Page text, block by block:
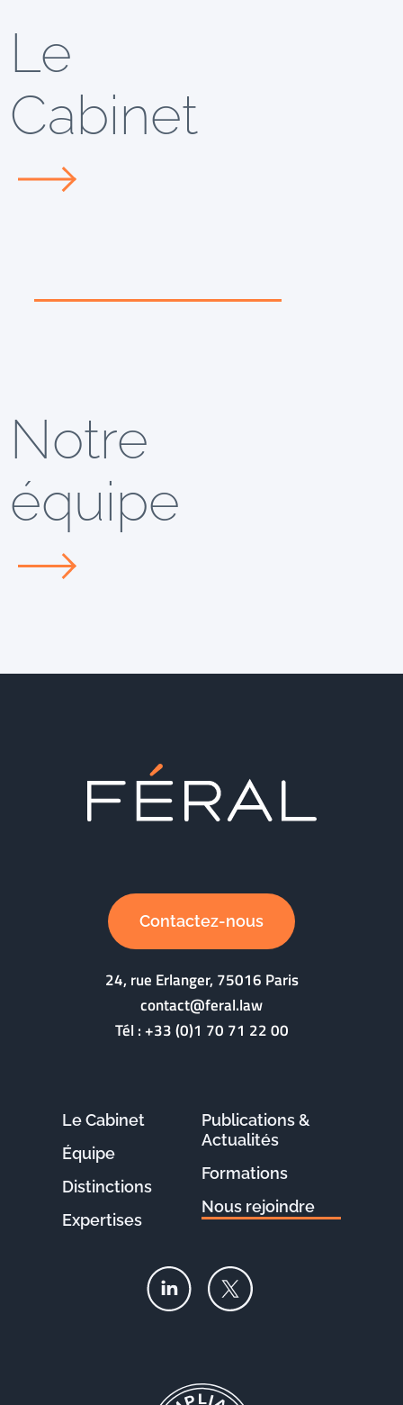
Le
Cabinet
Notre
équipe
Contactez-nous
24, rue Erlanger, 75016 Paris
contact@feral.law
Tél :+33 (0)1 70 71 22 00
Le Cabinet
Équipe
Distinctions
Expertises
Publications &
Actualités
Formations
Nous rejoindre